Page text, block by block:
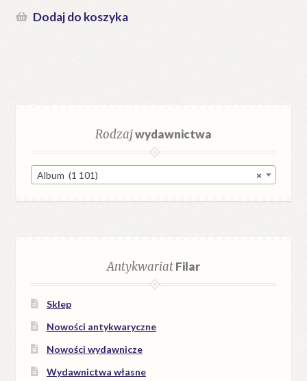
Dodaj do koszyka
Rodzajwydawnictwa
×
Album (1 101)
AntykwariatFilar
Sklep
Nowości antykwaryczne
Nowości wydawnicze
Wydawnictwa własne